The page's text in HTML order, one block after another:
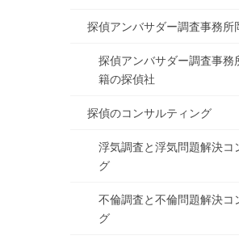
探偵アンバサダー調査事務所
探偵アンバサダー調査事務
籍の探偵社
探偵のコンサルティング
浮気調査と浮気問題解決コ
グ
不倫調査と不倫問題解決コ
グ